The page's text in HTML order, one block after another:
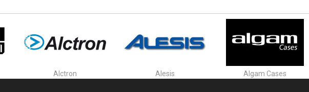
Alesis Algam Cases Algam Lighting